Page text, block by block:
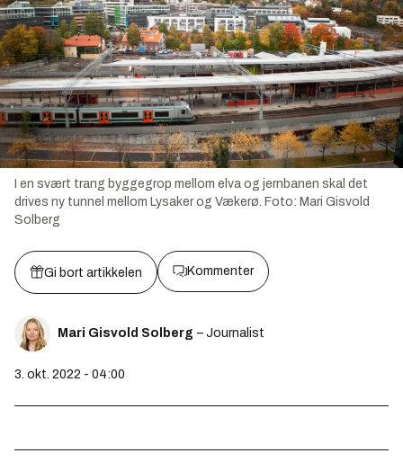
I en svært trang byggegrop mellom elva og jernbanen skal det
drives ny tunnel mellom Lysaker og Vækerø. Foto: Mari Gisvold
Solberg
Gi bort artikkelen Kommenter
Mari Gisvold Solberg – Journalist
3. okt. 2022 - 04:00